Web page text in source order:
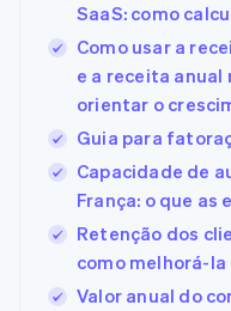
SaaS: como
Como usar a
e a receita anual
orientar o
Guia para
Capacidade de
França: o que as
Retenção dos
como melhorá-la
Valor anual do